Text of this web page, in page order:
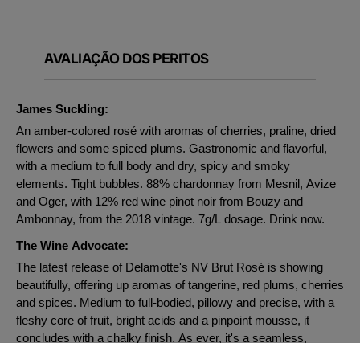
AVALIAÇÃO DOS PERITOS
James Suckling:
An amber-colored rosé with aromas of cherries, praline, dried
flowers and some spiced plums. Gastronomic and flavorful,
with a medium to full body and dry, spicy and smoky
elements. Tight bubbles. 88% chardonnay from Mesnil, Avize
and Oger, with 12% red wine pinot noir from Bouzy and
Ambonnay, from the 2018 vintage. 7g/L dosage. Drink now.
The Wine Advocate:
The latest release of Delamotte's NV Brut Rosé is showing
beautifully, offering up aromas of tangerine, red plums, cherries
and spices. Medium to full-bodied, pillowy and precise, with a
fleshy core of fruit, bright acids and a pinpoint mousse, it
concludes with a chalky finish. As ever, it's a seamless,